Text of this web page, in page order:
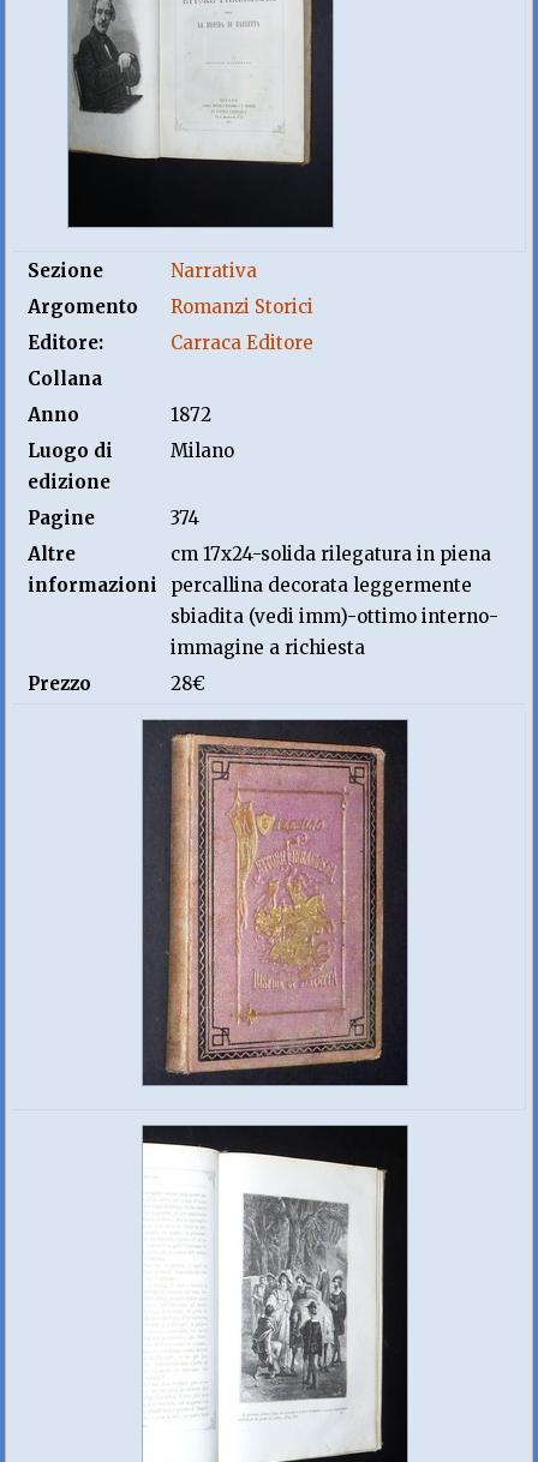
Sezione
Narrativa
Argomento
Romanzi Storici
Editore:
Carraca Editore
Collana
Anno
1872
Luogo di
edizione
Milano
Pagine
374
Altre
informazioni
cm 17x24-solida rilegatura in piena
percallina decorata leggermente
sbiadita (vedi imm)-ottimo interno-
immagine a richiesta
Prezzo
28€